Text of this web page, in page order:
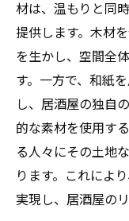
材は、温もりと同
提供します。木材
を生かし、空間全
す。一方で、和紙
し、居酒屋の独自
的な素材を使用す
る人々にその土地
ります。これによ
実現し、居酒屋の